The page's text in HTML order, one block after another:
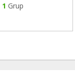
1 Grup